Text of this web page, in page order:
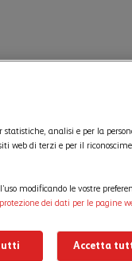
analisi e per la
web di terzi e per il
modificando le vostre
dei dati per le pagine
Accetta